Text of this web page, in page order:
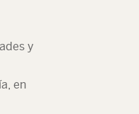
y
en